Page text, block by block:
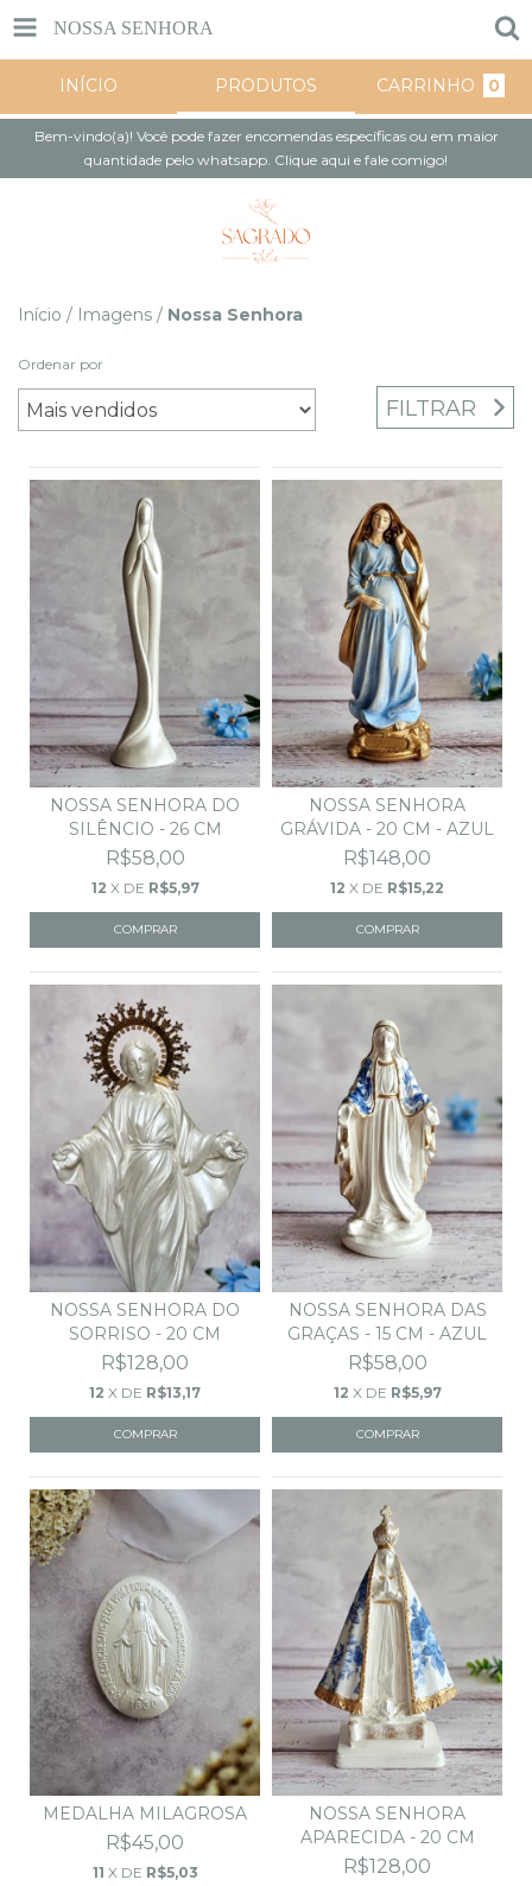
NOSSA SENHORA
INÍCIO PRODUTOS CARRINHO 0
Bem-vindo(a)! Você pode fazer encomendas específicas ou em maior
quantidade pelo whatsapp. Clique aqui e fale comigo!
Início / Imagens / Nossa Senhora
Ordenar por
FILTRAR
NOSSA SENHORA DO
SILÊNCIO - 26 CM
R$58,00
12 X DE R$5,97
NOSSA SENHORA
GRÁVIDA - 20 CM - AZUL
R$148,00
12 X DE R$15,22
NOSSA SENHORA DO
SORRISO - 20 CM
R$128,00
12 X DE R$13,17
NOSSA SENHORA DAS
GRAÇAS - 15 CM - AZUL
R$58,00
12 X DE R$5,97
MEDALHA MILAGROSA
R$45,00
11 X DE R$5,03
NOSSA SENHORA
APARECIDA - 20 CM
R$128,00